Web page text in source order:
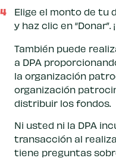
Elige el monto de tu
y haz clic en “Donar”.
También puede
a DPA
la organización
organización
distribuir los fondos.
Ni usted ni la DPA
transacción al
tiene preguntas